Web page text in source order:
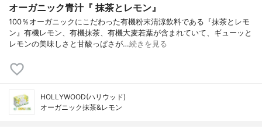
オーガニック青汁『 抹茶とレモン』
100％オーガニックにこだわった有機粉末清涼飲料である『抹茶とレモ
ン』有機レモン、有機抹茶、有機大麦若葉が含まれていて、ギューッと
レモンの美味しさと甘酸っぱさが…続きを見る
HOLLYWOOD(ハリウッド)
オーガニック抹茶&レモン